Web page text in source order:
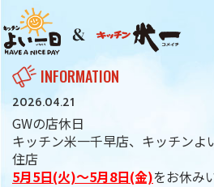
INFORMATION
2026.04.21
GWの店休日
キッチン米一千早店、キッチンよ
住店
5月5日(火)～5月8日(金)をお休み